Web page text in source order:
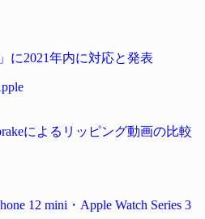
に2021年内に対応と発表
によるリッピング動画の比較
12 mini・Apple Watch Series 3